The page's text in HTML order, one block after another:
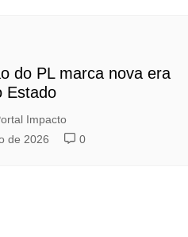
do PL marca nova era
Estado
Impacto
de 2026
0